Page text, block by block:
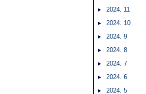
2024. 11
2024. 10
2024. 9
2024. 8
2024. 7
2024. 6
2024. 5